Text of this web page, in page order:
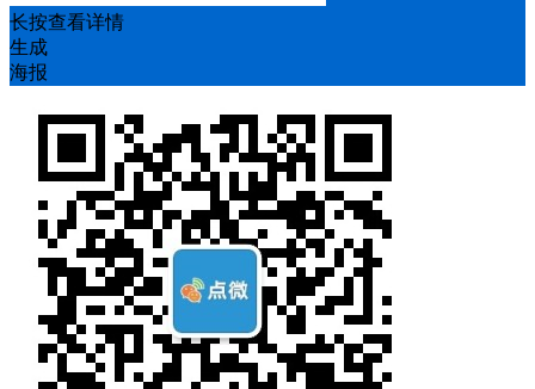
长按查看详情
生成
海报